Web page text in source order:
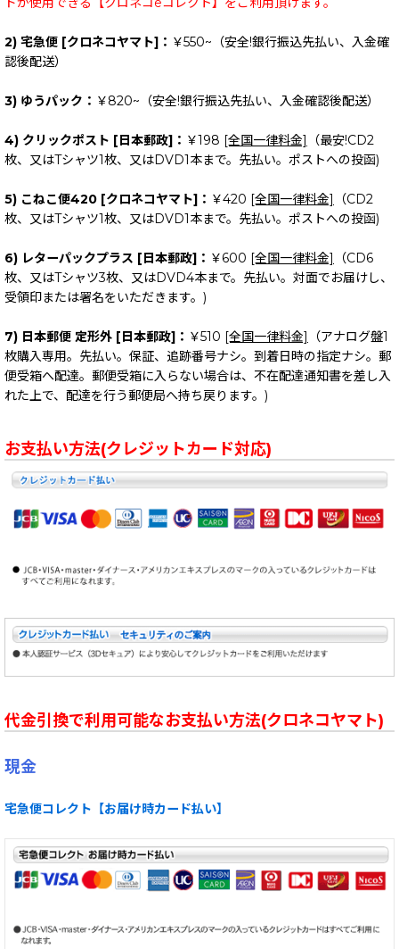
2) 宅急便 [クロネコヤマト]： ￥550~（安全!銀行振込先払い、入金確
認後配送）
3) ゆうパック： ￥820~（安全!銀行振込先払い、入金確認後配送）
4) クリックポスト [日本郵政]： ￥198 [全国一律料金]
（最安!CD2
枚、又はTシャツ1枚、又はDVD1本まで。先払い。ポストへの投函)
5) こねこ便420 [クロネコヤマト]： ￥420 [全国一律料金]
（CD2
枚、又はTシャツ1枚、又はDVD1本まで。先払い。ポストへの投函)
6) レターパックプラス [日本郵政]： ￥600 [全国一律料金]
（CD6
枚、又はTシャツ3枚、又はDVD4本まで。先払い。対面でお届けし、
受領印または署名をいただきます。)
7) 日本郵便 定形外 [日本郵政]： ￥510 [全国一律料金]
（アナログ盤1
枚購入専用。先払い。保証、追跡番号ナシ。到着日時の指定ナシ。郵
便受箱へ配達。郵便受箱に入らない場合は、不在配達通知書を差し入
れた上で、配達を行う郵便局へ持ち戻ります。)
お支払い方法(クレジットカード対応)
代金引換で利用可能なお支払い方法(クロネコヤマト)
現金
宅急便コレクト【お届け時カード払い】